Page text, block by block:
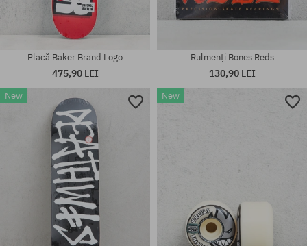
Placă Baker Brand Logo
475,90 LEI
Rulmenți Bones Reds
130,90 LEI
New New